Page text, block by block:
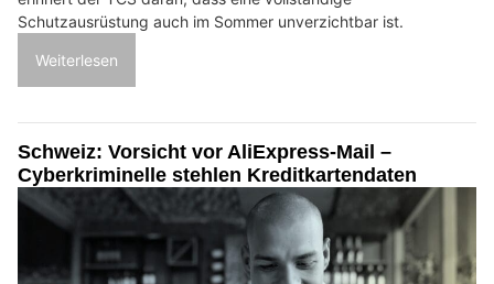
Schutzausrüstung auch im Sommer unverzichtbar ist.
Weiterlesen
Schweiz: Vorsicht vor AliExpress-Mail –
Cyberkriminelle stehlen Kreditkartendaten